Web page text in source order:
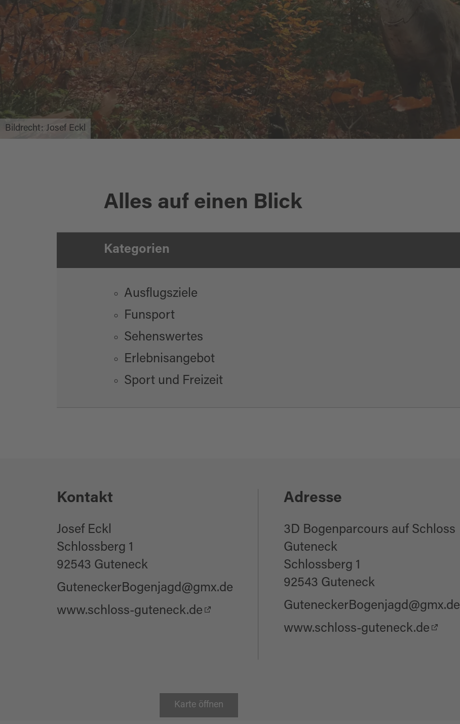
Bildrecht: Josef Eckl
Alles auf einen Blick
Kategorien
Ausflugsziele
Funsport
Sehenswertes
Erlebnisangebot
Sport und Freizeit
Kontakt
Josef Eckl
Schlossberg 1
92543 Guteneck
GuteneckerBogenjagd@gmx.de
www.schloss-guteneck.de
Adresse
3D Bogenparcours auf Schloss
Guteneck
Schlossberg 1
92543 Guteneck
GuteneckerBogenjagd@gmx.de
www.schloss-guteneck.de
Karte öffnen